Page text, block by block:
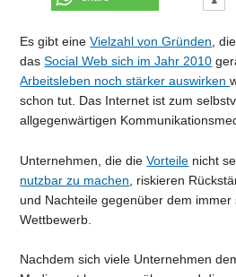
Es gibt eineVielzahl von Gründen ,
dasSocial Web sich im Jahr 2010
Arbeitsleben noch stärker auswirken
schon tut. Das Internet ist zum
allgegenwärtigen
Unternehmen, die dieVorteile nicht
nutzbar zu machen , riskieren
und Nachteile gegenüber dem
Wettbewerb.
Nachdem sich viele Unternehmen